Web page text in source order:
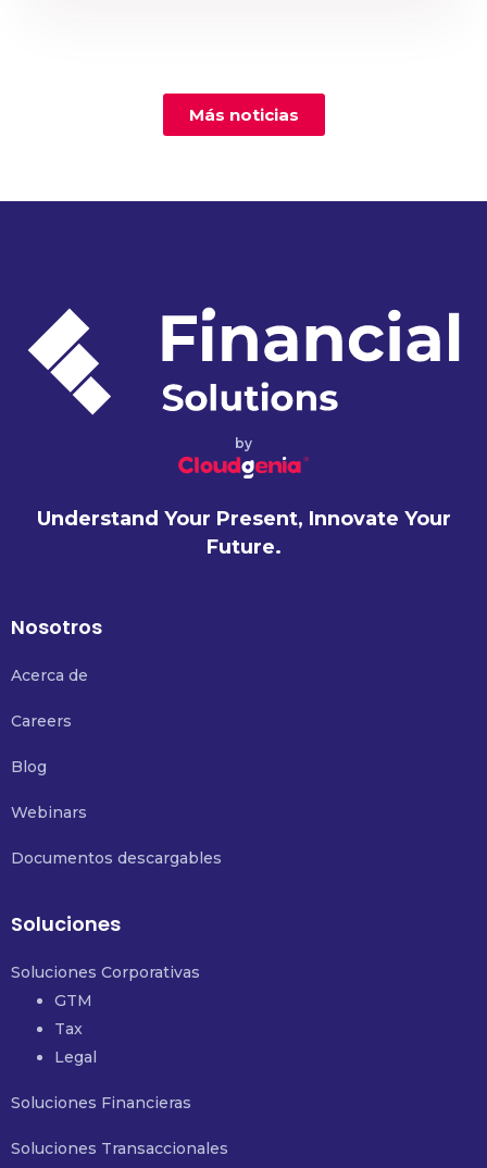
Más noticias
by
Understand Your Present, Innovate Your
Future.
Nosotros
Acerca de
Careers
Blog
Webinars
Documentos descargables
Soluciones
Soluciones Corporativas
GTM
Tax
Legal
Soluciones Financieras
Soluciones Transaccionales